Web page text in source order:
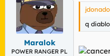
Maralok
POWER RANGER PL
q